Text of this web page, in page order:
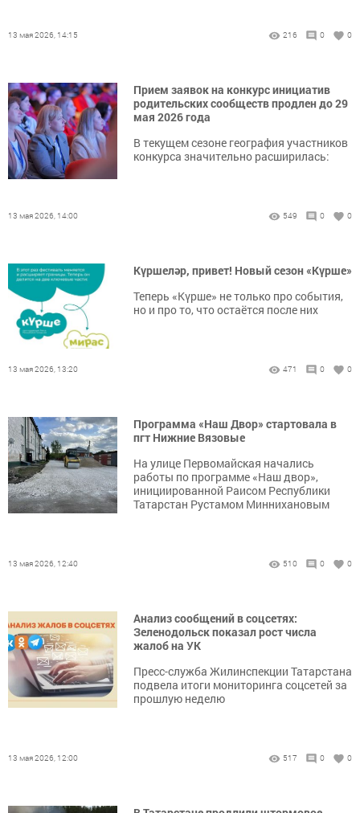
13 мая 2026, 14:15 216 0 0
Прием заявок на конкурс инициатив
родительских сообществ продлен до 29
мая 2026 года
В текущем сезоне география участников
конкурса значительно расширилась:
13 мая 2026, 14:00 549 0 0
Күршеләр, привет! Новый сезон «Күрше»
Теперь «Күрше» не только про события,
но и про то, что остаётся после них
13 мая 2026, 13:20 471 0 0
Программа «Наш Двор» стартовала в
пгт Нижние Вязовые
На улице Первомайская начались
работы по программе «Наш двор»,
инициированной Раисом Республики
Татарстан Рустамом Миннихановым
13 мая 2026, 12:40 510 0 0
Анализ сообщений в соцсетях:
Зеленодольск показал рост числа
жалоб на УК
Пресс-служба Жилинспекции Татарстана
подвела итоги мониторинга соцсетей за
прошлую неделю
13 мая 2026, 12:00 517 0 0